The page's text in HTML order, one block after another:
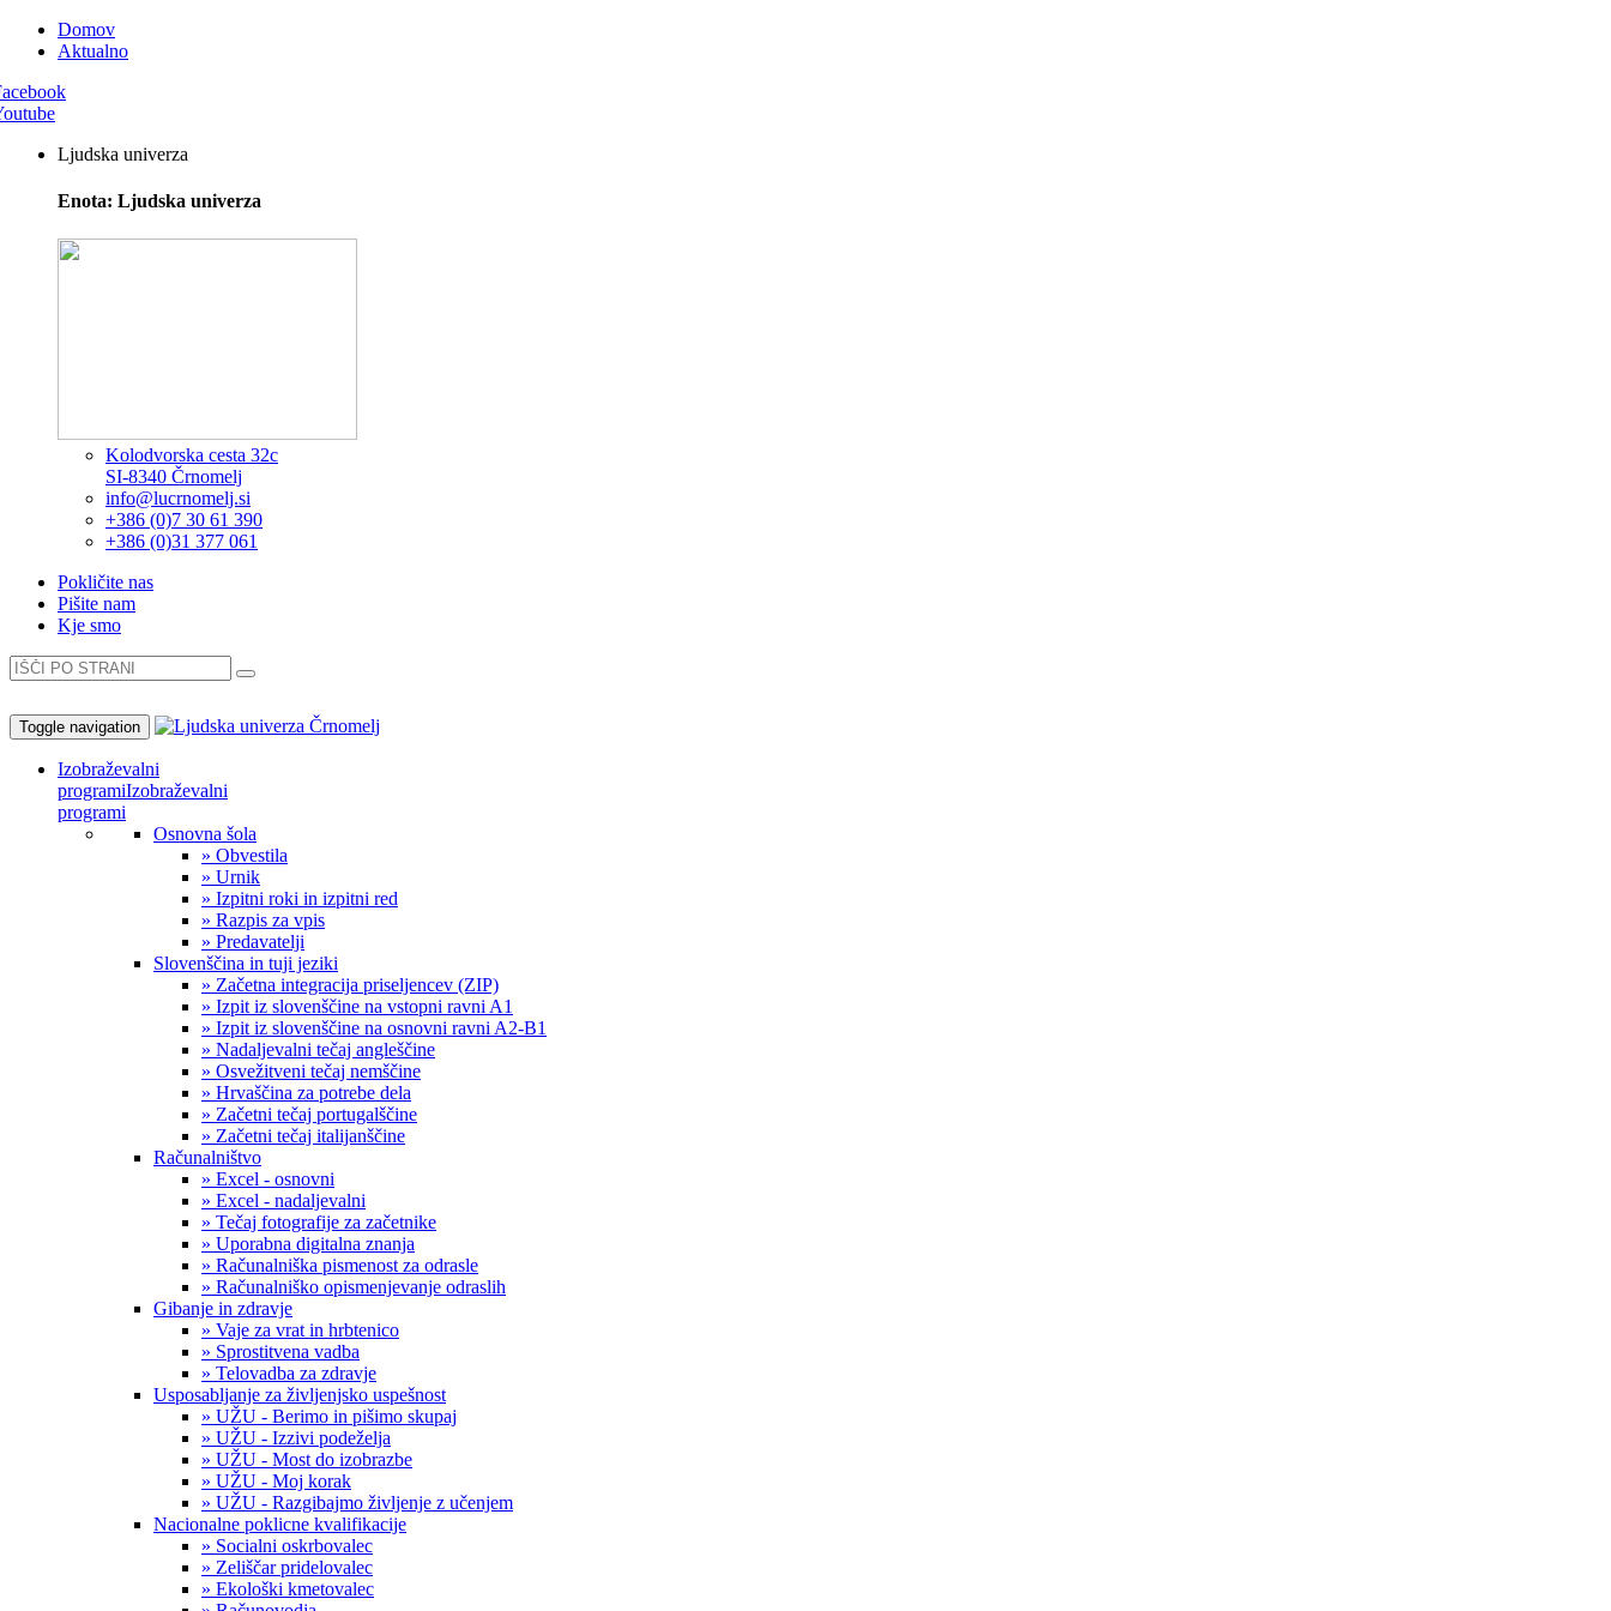
Domov
Aktualno
Ljudska univerza
Enota: Ljudska univerza
Kolodvorska cesta 32c
SI-8340 Črnomelj
info@lucrnomelj.si
+386 (0)7 30 61 390
+386 (0)31 377 061
Pokličite nas
Pišite nam
Kje smo
Toggle navigation
Izobraževalni
programiIzobraževalni
programi
Osnovna šola
» Obvestila
» Urnik
» Izpitni roki in izpitni red
» Razpis za vpis
» Predavatelji
Slovenščina in tuji jeziki
» Začetna integracija priseljencev (ZIP)
» Izpit iz slovenščine na vstopni ravni A1
» Izpit iz slovenščine na osnovni ravni A2-B1
» Nadaljevalni tečaj angleščine
» Osvežitveni tečaj nemščine
» Hrvaščina za potrebe dela
» Začetni tečaj portugalščine
» Začetni tečaj italijanščine
Računalništvo
» Excel - osnovni
» Excel - nadaljevalni
» Tečaj fotografije za začetnike
» Uporabna digitalna znanja
» Računalniška pismenost za odrasle
» Računalniško opismenjevanje odraslih
Gibanje in zdravje
» Vaje za vrat in hrbtenico
» Sprostitvena vadba
» Telovadba za zdravje
Usposabljanje za življenjsko uspešnost
» UŽU - Berimo in pišimo skupaj
» UŽU - Izzivi podeželja
» UŽU - Most do izobrazbe
» UŽU - Moj korak
» UŽU - Razgibajmo življenje z učenjem
Nacionalne poklicne kvalifikacije
» Socialni oskrbovalec
» Zeliščar pridelovalec
» Ekološki kmetovalec